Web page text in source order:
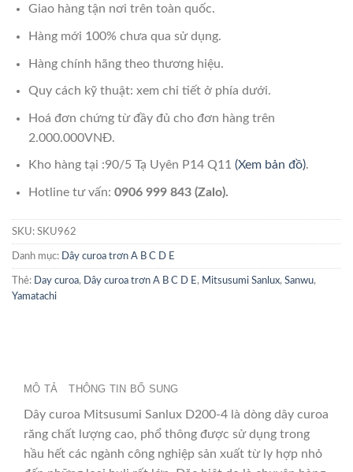
Giao hàng tận nơi trên toàn quốc.
Hàng mới 100% chưa qua sử dụng.
Hàng chính hãng theo thương hiệu.
Quy cách kỹ thuật: xem chi tiết ở phía dưới.
Hoá đơn chứng từ đầy đủ cho đơn hàng trên
2.000.000VNĐ.
Kho hàng tại :90/5 Tạ Uyên P14 Q11 (Xem bản đồ).
Hotline tư vấn: 0906 999 843 (Zalo).
SKU: SKU962
Danh mục: Dây curoa trơn A B C D E
Thẻ: Day curoa, Dây curoa trơn A B C D E , Mitsusumi Sanlux, Sanwu,
Yamatachi
MÔ TẢ THÔNG TIN BỔ SUNG
Dây curoa Mitsusumi Sanlux D200-4 là dòng dây curoa
răng chất lượng cao, phổ thông được sử dụng trong
hầu hết các ngành công nghiệp sản xuất từ ly hợp nhỏ